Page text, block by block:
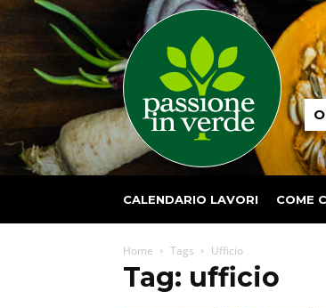
in
CALENDARIO LAVORI COME
Home Tags Ufficio
Tag: ufficio